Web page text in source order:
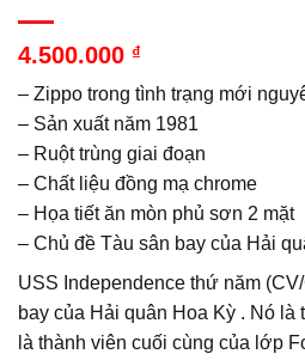
4.500.000 ₫
– Zippo trong tình trạng mới
– Sản xuất năm 1981
– Ruột trùng giai đoạn
– Chất liệu đồng mạ chrome
– Họa tiết ăn mòn phủ sơn 2 mặt
– Chủ đề Tàu sân bay của Hải
USS Independence thứ năm
bay của Hải quân Hoa Kỳ . Nó
là thành viên cuối cùng của lớp